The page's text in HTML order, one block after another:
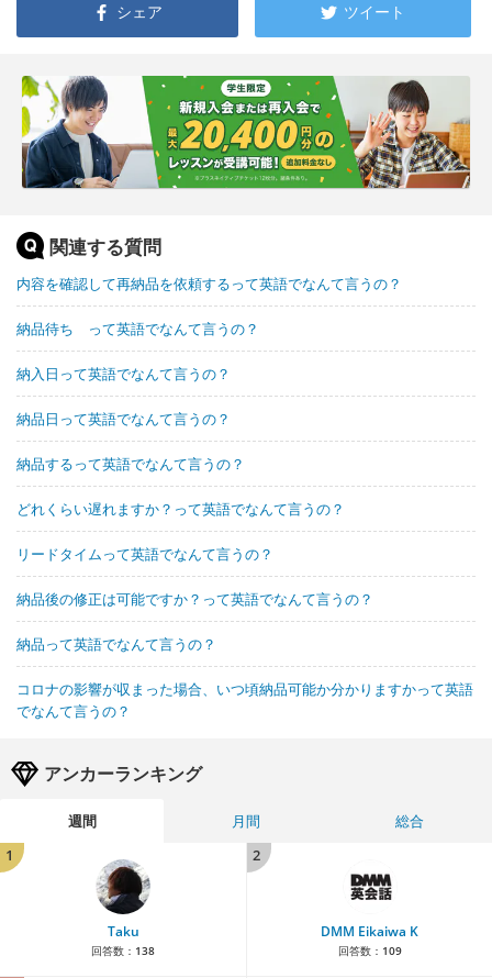
シェア ツイート
関連する質問
内容を確認して再納品を依頼するって英語でなんて言うの？
納品待ち って英語でなんて言うの？
納入日って英語でなんて言うの？
納品日って英語でなんて言うの？
納品するって英語でなんて言うの？
どれくらい遅れますか？って英語でなんて言うの？
リードタイムって英語でなんて言うの？
納品後の修正は可能ですか？って英語でなんて言うの？
納品って英語でなんて言うの？
コロナの影響が収まった場合、いつ頃納品可能か分かりますかって英語
でなんて言うの？
アンカーランキング
週間 月間
総合
1
Taku
回答数： 138
2
DMM Eikaiwa K
回答数： 109